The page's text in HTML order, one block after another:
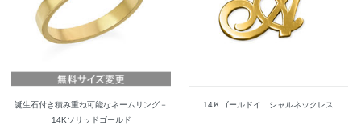
誕生石付き積み重ね可能なネームリング－
14Kソリッドゴールド
14Ｋゴールドイニシャルネックレス